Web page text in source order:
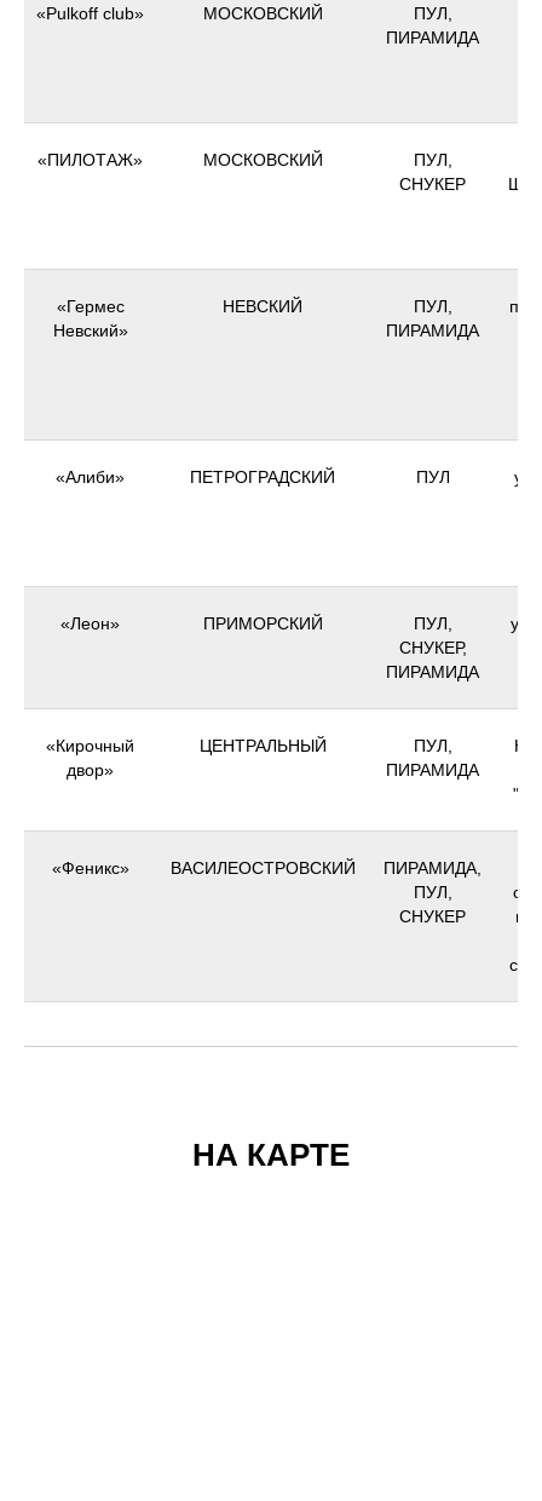
«Pulkoff club» МОСКОВСКИЙ
ПУЛ,
ПИРАМИДА
«ПИЛОТАЖ» МОСКОВСКИЙ
ПУЛ,
СНУКЕР
«Гермес
Невский»
НЕВСКИЙ
ПУЛ,
ПИРАМИДА
пр.
«Алиби» ПЕТРОГРАДСКИЙ ПУЛ
ул.
«Леон» ПРИМОРСКИЙ
ПУЛ,
СНУКЕР,
ПИРАМИДА
ул.
«Кирочный
двор»
ЦЕНТРАЛЬНЫЙ
ПУЛ,
ПИРАМИДА
«Феникс» ВАСИЛЕОСТРОВСКИЙ
ПИРАМИДА,
ПУЛ,
СНУКЕР
НА КАРТЕ